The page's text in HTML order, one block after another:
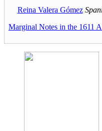
Reina Valera Gómez
Marginal Notes in the 1611